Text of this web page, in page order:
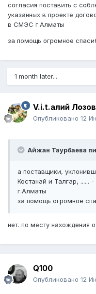
согласия поставить с
указанных в проекте
в СМЭС г.Алматы
за помощь огромное
1 month later...
V.i.t.алий
Опубликовано 12
Айжан Таурбаева
а поставщики,
Костанай и Талгар,
г.Алматы
за помощь огромное
нет. по месту нахождения
Q100
Опубликовано 12